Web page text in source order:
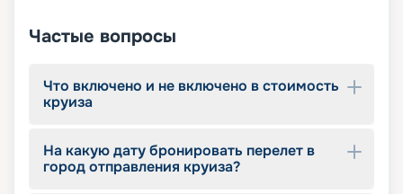
Частые вопросы
Что включено и не включено в стоимость
круиза
На какую дату бронировать перелет в
город отправления круиза?